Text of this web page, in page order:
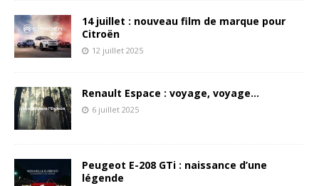
14 juillet : nouveau film de marque pour
Citroën
12 juillet 2025
Renault Espace : voyage, voyage…
6 juillet 2025
Peugeot E-208 GTi : naissance d’une
légende